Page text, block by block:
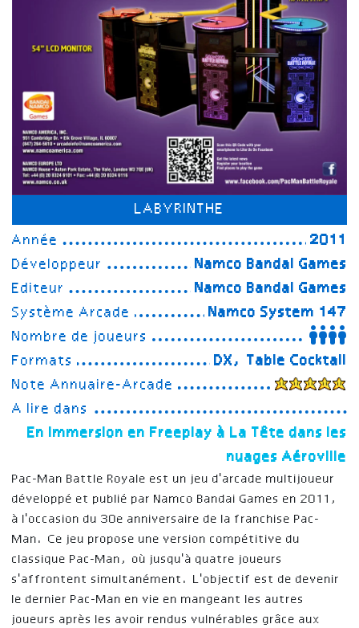
LABYRINTHE
Année
2011
Développeur
Namco Bandai Games
Editeur
Namco Bandai Games
Système Arcade
Namco System 147
Nombre de joueurs
Formats
DX, Table Cocktail
Note Annuaire-Arcade
A lire dans
En immersion en Freeplay à La Tête dans les
nuages Aéroville
Pac-Man Battle Royale est un jeu d'arcade multijoueur
développé et publié par Namco Bandai Games en 2011,
à l'occasion du 30e anniversaire de la franchise Pac-
Man. Ce jeu propose une version compétitive du
classique Pac-Man, où jusqu'à quatre joueurs
s'affrontent simultanément. L'objectif est de devenir
le dernier Pac-Man en vie en mangeant les autres
joueurs après les avoir rendus vulnérables grâce aux